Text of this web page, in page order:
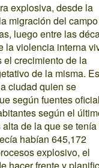
explosiva, desde la
migración del
luego entre las
la violencia interna
el crecimiento de la
de la misma.
ciudad quien se
según fuentes
según el
de la que se tenía
habían 645,172
explosivo, el